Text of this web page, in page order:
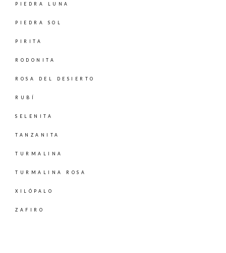
PIEDRA LUNA
PIEDRA SOL
PIRITA
RODONITA
ROSA DEL DESIERTO
RUBÍ
SELENITA
TANZANITA
TURMALINA
TURMALINA ROSA
XILÓPALO
ZAFIRO